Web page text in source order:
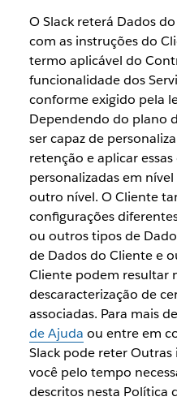
O Slack reterá Dados
com as instruções do
termo aplicável do
funcionalidade dos
conforme exigido pela
Dependendo do plano
ser capaz de
retenção e aplicar
personalizadas em
outro nível. O Cliente
configurações
ou outros tipos de
de Dados do Cliente e
Cliente podem resultar
descaracterização de
associadas. Para mais
de Ajuda ou entre em
Slack pode reter
você pelo tempo
descritos nesta Política